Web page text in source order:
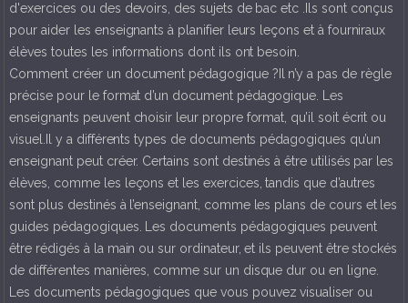
d'exercices ou des devoirs, des sujets de bac etc .Ils sont conçus
pour aider les enseignants à planifier leurs leçons et à fourniraux
élèves toutes les informations dont ils ont besoin.
Comment créer un document pédagogique ?Il n’y a pas de règle
précise pour le format d’un document pédagogique. Les
enseignants peuvent choisir leur propre format, qu’il soit écrit ou
visuel.Il y a différents types de documents pédagogiques qu’un
enseignant peut créer. Certains sont destinés à être utilisés par les
élèves, comme les leçons et les exercices, tandis que d’autres
sont plus destinés à l’enseignant, comme les plans de cours et les
guides pédagogiques. Les documents pédagogiques peuvent
être rédigés à la main ou sur ordinateur, et ils peuvent être stockés
de différentes manières, comme sur un disque dur ou en ligne.
Les documents pédagogiques que vous pouvez visualiser ou